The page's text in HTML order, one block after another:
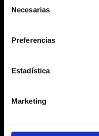
Necesarias
Preferencias
Estadística
Marketing
Besucherverhalten
und
Wirkung maximieren.